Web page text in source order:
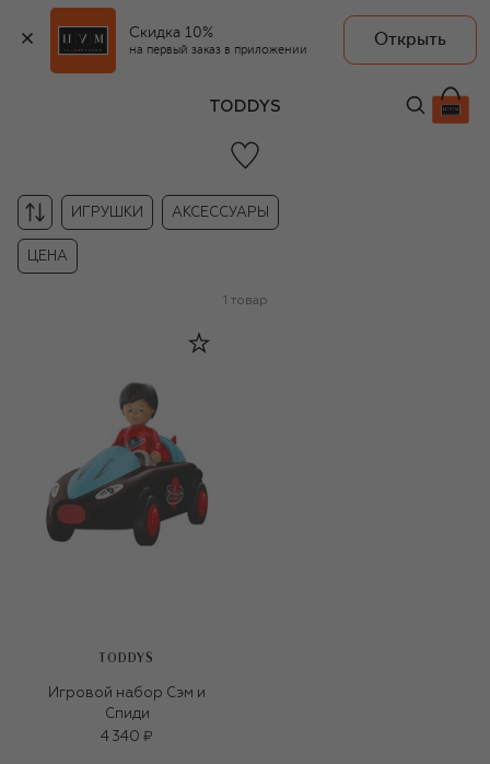
Скидка 10%
на первый заказ в приложении
Открыть
TODDYS
ИГРУШКИ АКСЕССУАРЫ
ЦЕНА
1 товар
TODDYS
Игровой набор Сэм и
Спиди
4 340 ₽